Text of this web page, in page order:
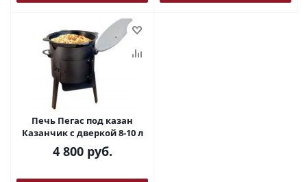
Печь Пегас под казан
Казанчик с дверкой 8-10 л
4 800руб.